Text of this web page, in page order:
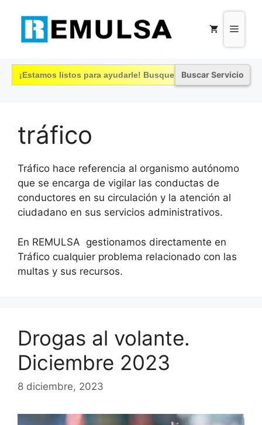
contenido
Menú
Buscar:
tráfico
Tráfico hace referencia al organismo autónomo
que se encarga de vigilar las conductas de
conductores en su circulación y la atención al
ciudadano en sus servicios administrativos.
En REMULSA gestionamos directamente en
Tráfico cualquier problema relacionado con las
multas y sus recursos.
Drogas al volante.
Diciembre 2023
8 diciembre, 2023